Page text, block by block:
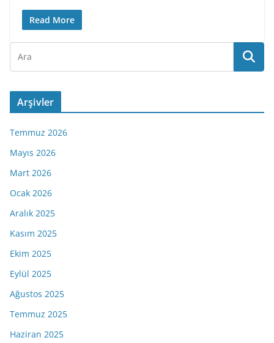
Read More
Arşivler
Temmuz 2026
Mayıs 2026
Mart 2026
Ocak 2026
Aralık 2025
Kasım 2025
Ekim 2025
Eylül 2025
Ağustos 2025
Temmuz 2025
Haziran 2025